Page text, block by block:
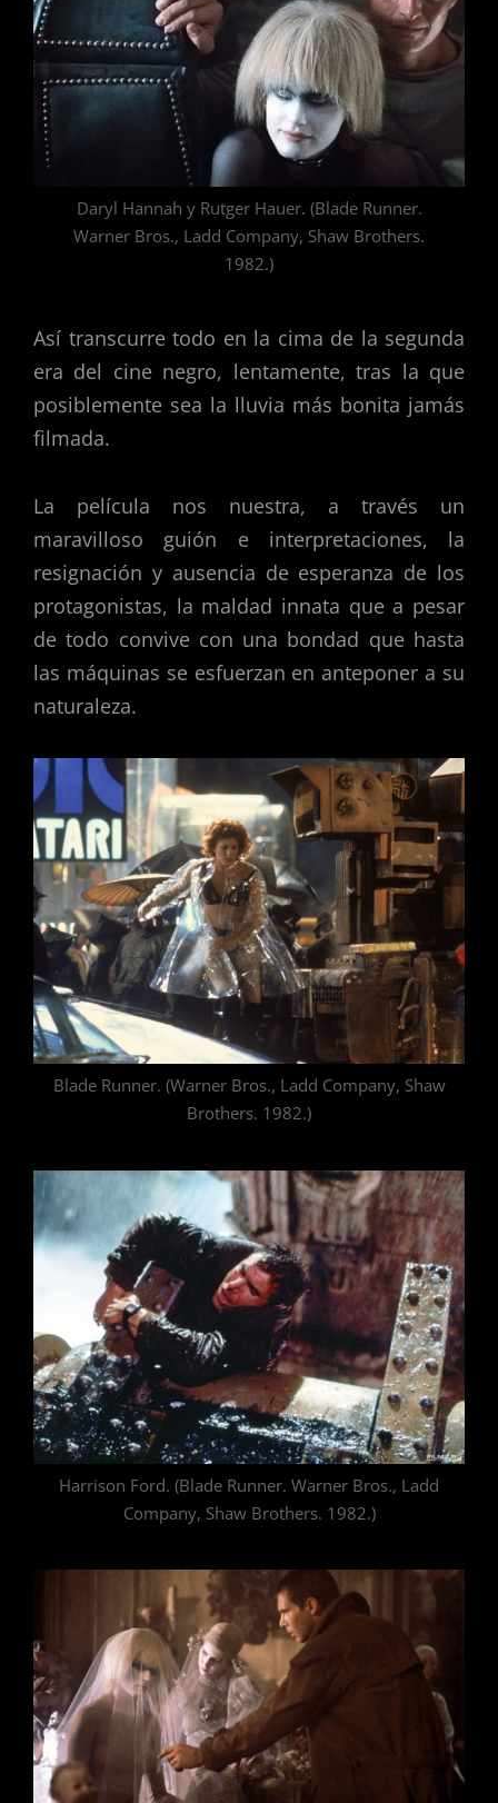
Daryl Hannah y Rutger Hauer. (Blade Runner.
Warner Bros., Ladd Company, Shaw Brothers.
1982.)
Así transcurre todo en la cima de la segunda
era del cine negro, lentamente, tras la que
posiblemente sea la lluvia más bonita jamás
filmada.
La película nos nuestra, a través un
maravilloso guión e interpretaciones, la
resignación y ausencia de esperanza de los
protagonistas, la maldad innata que a pesar
de todo convive con una bondad que hasta
las máquinas se esfuerzan en anteponer a su
naturaleza.
Blade Runner. (Warner Bros., Ladd Company, Shaw
Brothers. 1982.)
Harrison Ford. (Blade Runner. Warner Bros., Ladd
Company, Shaw Brothers. 1982.)